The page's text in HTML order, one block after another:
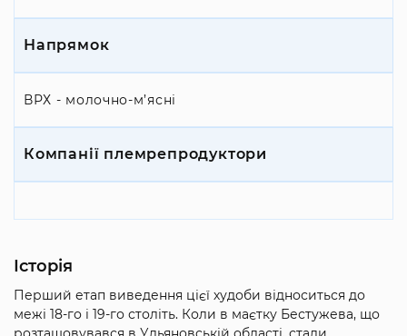
Напрямок
ВРХ - молочно-м’ясні
Компанії племрепродуктори
Історія
Перший етап виведення цієї худоби відноситься до
межі 18-го і 19-го століть. Коли в маєтку Бестужева, що